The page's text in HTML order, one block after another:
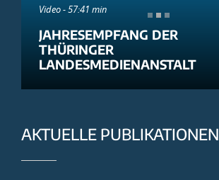
Video - 57:41 min
JAHRESEMPFANG DER
THÜRINGER
LANDESMEDIENANSTALT
AKTUELLE PUBLIKATIONEN